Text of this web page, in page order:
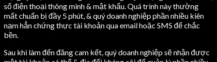
số điện thoại thông minh & mật khẩu. Quá trình này thường
mất chuẩn bị đầy 5 phút, & quý doanh nghiệp phần nhiều kiên
nạm hẳn chứng thực tài khoản qua email hoặc SMS để chắc
bền.
Sau khi làm đến đăng cam kết, quý doanh nghiệp sẽ nhận được